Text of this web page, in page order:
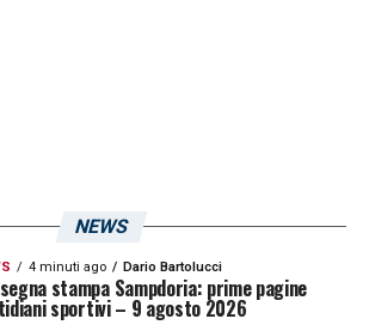
NEWS
4 minuti ago Dario Bartolucci
stampa Sampdoria: prime pagine
sportivi – 9 agosto 2026